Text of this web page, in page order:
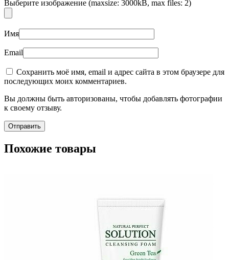
Выберите изображение (maxsize: 3000kB, max files: 2)
Имя
Email
Сохранить моё имя, email и адрес сайта в этом браузере для
последующих моих комментариев.
Вы должны быть авторизованы, чтобы добавлять фотографии
к своему отзыву.
Похожие товары